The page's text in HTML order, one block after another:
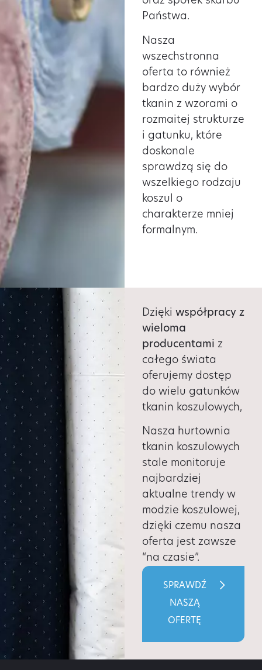
Państwa.
Nasza
wszechstronna
oferta to również
bardzo duży wybór
tkanin z wzorami o
rozmaitej strukturze
i gatunku, które
doskonale
sprawdzą się do
wszelkiego rodzaju
koszul o
charakterze mniej
formalnym.
Dziękiwspółpracy z
wieloma
producentami z
całego świata
oferujemy dostęp
do wielu gatunków
tkanin koszulowych,
Nasza hurtownia
tkanin koszulowych
stale monitoruje
najbardziej
aktualne trendy w
modzie koszulowej,
dzięki czemu nasza
oferta jest zawsze
“na czasie”.
SPRAWDŹ
NASZĄ
OFERTĘ